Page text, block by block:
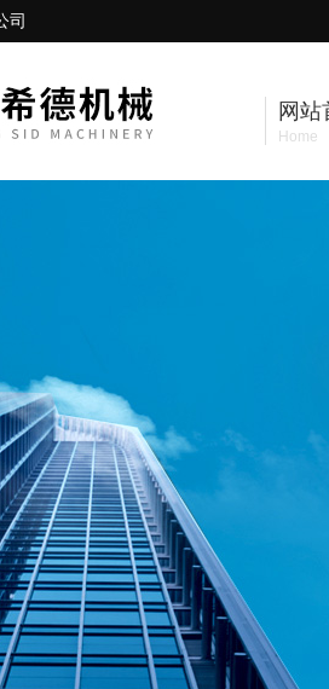
司
网站
Home